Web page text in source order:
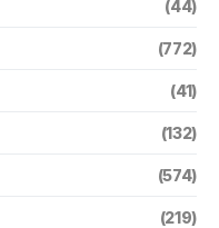
(44)
(772)
(41)
(132)
(574)
(219)